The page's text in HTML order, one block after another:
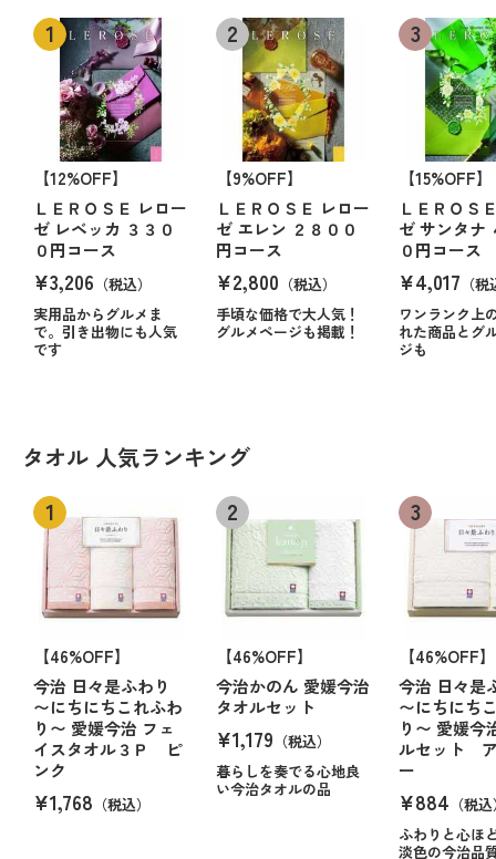
【12%OFF】
ＬＥＲＯＳＥ レロー
ゼ レベッカ ３３０
０円コース
¥3,206 （税込）
実用品からグルメま
で。引き出物にも人気
です
【9%OFF】
ＬＥＲＯＳＥ レロー
ゼ エレン ２８００
円コース
¥2,800 （税込）
手頃な価格で大人気！
グルメページも掲載！
【15%OFF】
ＬＥＲＯＳ
ゼ サンタナ
０円コース
¥4,017 （
ワンランク上
れた商品とグ
ジも
タオル 人気ランキング
【46%OFF】
今治 日々是ふわり
〜にちにちこれふわ
り〜 愛媛今治 フェ
イスタオル３Ｐ ピ
ンク
¥1,768 （税込）
【46%OFF】
今治かのん 愛媛今治
タオルセット
¥1,179 （税込）
暮らしを奏でる心地良
い今治タオルの品
【46%OFF】
今治 日々是
〜にちにち
り〜 愛媛今
ルセット
ー
¥884 （税
ふわりと心ほ
淡色の今治品